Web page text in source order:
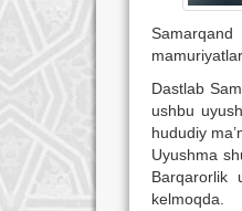
Dastlab
ushbu
hududiy
Uyushma
Barqarorlik
kelmoqda.